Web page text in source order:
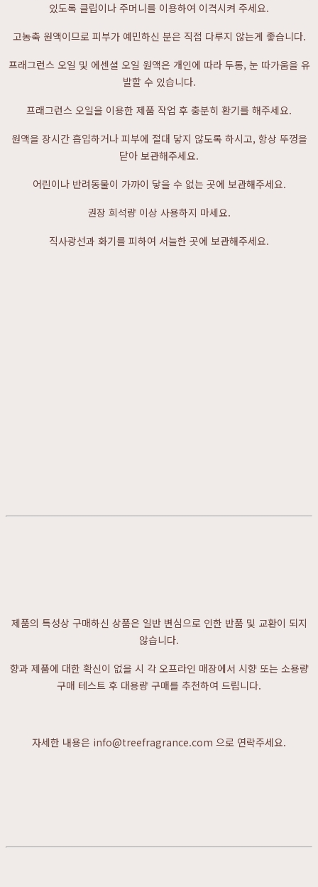
있도록 클립이나 주머니를 이용하여 이격시켜 주세요.
고농축 원액이므로 피부가 예민하신 분은 직접 다루지 않는게 좋습니다.
프래그런스 오일 및 에센셜 오일 원액은 개인에 따라 두통, 눈 따가움을 유
발할 수 있습니다.
프래그런스 오일을 이용한 제품 작업 후 충분히 환기를 해주세요.
원액을 장시간 흡입하거나 피부에 절대 닿지 않도록 하시고, 항상 뚜껑을
닫아 보관해주세요.
어린이나 반려동물이 가까이 닿을 수 없는 곳에 보관해주세요.
권장 희석량 이상 사용하지 마세요.
직사광선과 화기를 피하여 서늘한 곳에 보관해주세요.
제품의 특성상 구매하신 상품은 일반 변심으로 인한 반품 및 교환이 되지
않습니다.
향과 제품에 대한 확신이 없을 시 각 오프라인 매장에서 시향 또는 소용량
구매 테스트 후 대용량 구매를 추천하여 드립니다.
자세한 내용은 info@treefragrance.com 으로 연락주세요.